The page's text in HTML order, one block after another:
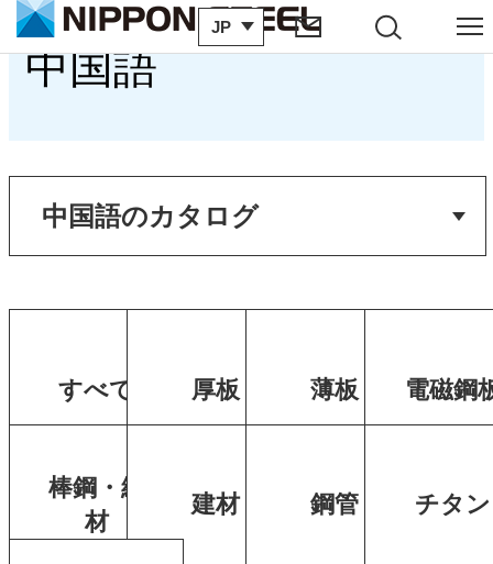
JP
サイト内検索 メニュー
中国語
すべて 厚板 薄板 電磁鋼
棒鋼・線
材
建材 鋼管 チタン